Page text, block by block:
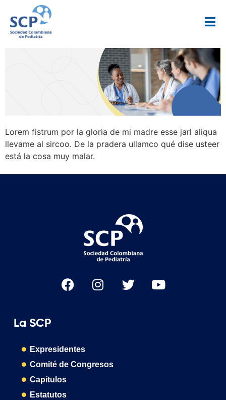
Lorem fistrum por la gloria de mi madre esse jarl aliqua
llevame al sircoo. De la pradera ullamco qué dise usteer
está la cosa muy malar.
La SCP
Expresidentes
Comité de Congresos
Capítulos
Estatutos